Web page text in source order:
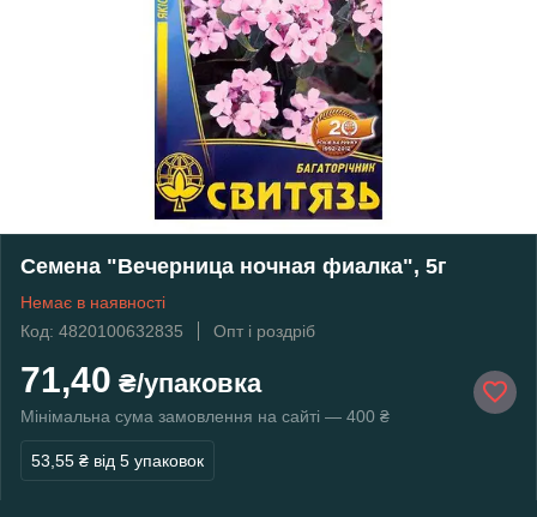
Семена "Вечерница ночная фиалка", 5г
Немає в наявності
Код: 4820100632835
Опт і роздріб
71,40 ₴/упаковка
Мінімальна сума замовлення на сайті — 400 ₴
53,55 ₴ від 5 упаковок